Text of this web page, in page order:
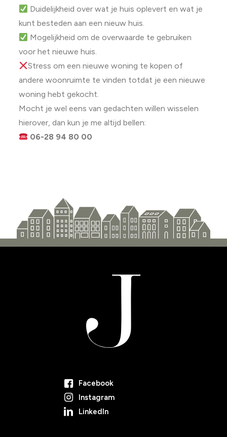
Duidelijkheid over wat je huis oplevert en wat je
kunt besteden aan een nieuw huis.
Mogelijkheid om de overwaarde te gebruiken
voor het nieuwe huis.
Stress om een nieuwe woning te kopen of
andere woonruimte te vinden totdat je een nieuwe
woning hebt gekocht.
Mocht je wel eens van gedachten willen wisselen
hierover, dan kun je me altijd bellen:
06-28 94 80 00
Facebook
Instagram
LinkedIn